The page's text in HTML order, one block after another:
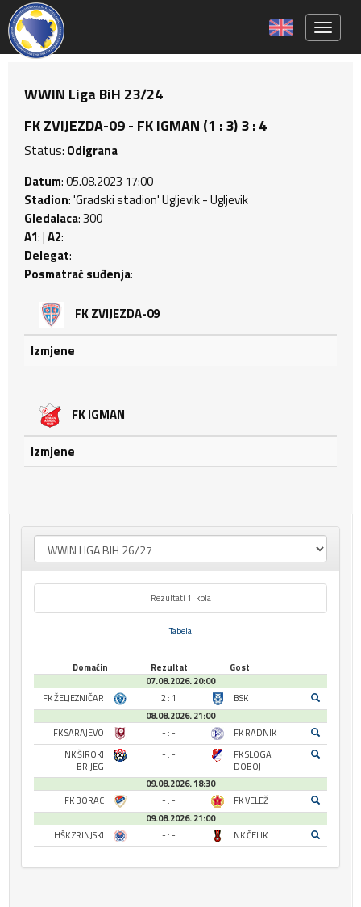
WWIN Liga BiH 23/24
FK ZVIJEZDA-09 - FK IGMAN (1 : 3) 3 : 4
Status: Odigrana
Datum: 05.08.2023 17:00
Stadion: 'Gradski stadion' Ugljevik - Ugljevik
Gledalaca: 300
A1: |A2:
Delegat:
Posmatrač suđenja:
FK ZVIJEZDA-09
Izmjene
FK IGMAN
Izmjene
Rezultati 1. kola
Tabela
Domaćin Rezultat
Gost
07.08.2026. 20:00
FK ŽELJEZNIČAR
2 : 1
BSK
08.08.2026. 21:00
FK SARAJEVO
- : -
FK RADNIK
NK ŠIROKI
BRIJEG
- : -
FK SLOGA
DOBOJ
09.08.2026. 18:30
FK BORAC
- : -
FK VELEŽ
09.08.2026. 21:00
HŠK ZRINJSKI
- : - NK ČELIK